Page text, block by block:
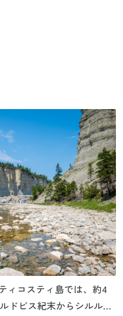
ィコスティ島では、約4
ドビス紀末からシルル紀